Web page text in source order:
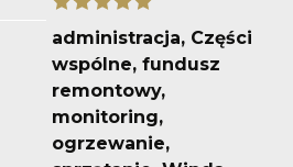
administracja, Części
wspólne, fundusz
remontowy,
monitoring,
ogrzewanie,